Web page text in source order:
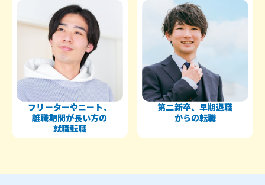
フリーターやニート、
離職期間が長い方の
就職転職
第二新卒、早期退職
からの転職